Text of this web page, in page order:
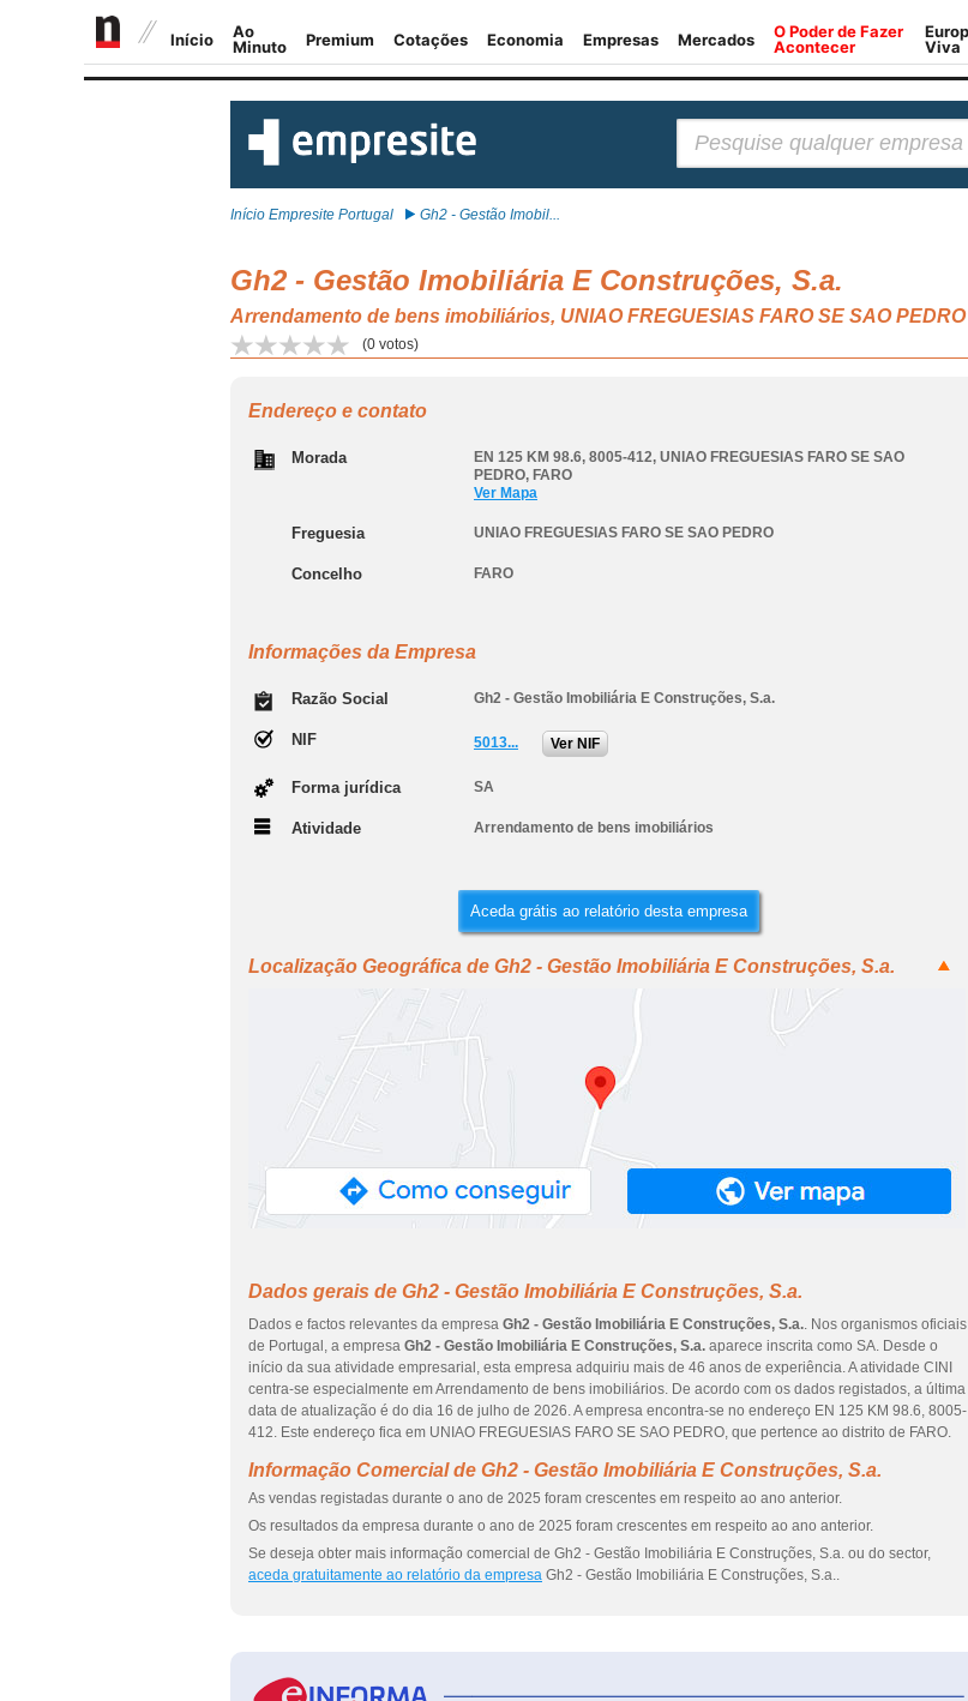
Início Empresite Portugal Gh2 - Gestão Imobil...
Gh2 - Gestão Imobiliária E Construções, S.a.
Arrendamento de bens imobiliários, UNIAO FREGUESIAS FARO SE SAO PEDRO
(0 votos)
Endereço e contato
Morada EN 125 KM 98.6, 8005-412, UNIAO FREGUESIAS FARO SE SAO
PEDRO, FARO
Ver Mapa
Freguesia UNIAO FREGUESIAS FARO SE SAO PEDRO
Concelho FARO
Informações da Empresa
Razão Social Gh2 - Gestão Imobiliária E Construções, S.a.
NIF 5013... Ver NIF
Forma jurídica SA
Atividade Arrendamento de bens imobiliários
Aceda grátis ao relatório desta empresa
Localização Geográfica de Gh2 - Gestão Imobiliária E Construções, S.a.
Dados gerais de Gh2 - Gestão Imobiliária E Construções, S.a.
Dados e factos relevantes da empresa Gh2 - Gestão Imobiliária E Construções, S.a.. Nos organismos oficiais
de Portugal, a empresa Gh2 - Gestão Imobiliária E Construções, S.a. aparece inscrita como SA. Desde o
início da sua atividade empresarial, esta empresa adquiriu mais de 46 anos de experiência. A atividade CINI
centra-se especialmente em Arrendamento de bens imobiliários. De acordo com os dados registados, a última
data de atualização é do dia 16 de julho de 2026. A empresa encontra-se no endereço EN 125 KM 98.6, 8005-
412. Este endereço fica em UNIAO FREGUESIAS FARO SE SAO PEDRO, que pertence ao distrito de FARO.
Informação Comercial de Gh2 - Gestão Imobiliária E Construções, S.a.
As vendas registadas durante o ano de 2025 foram crescentes em respeito ao ano anterior.
Os resultados da empresa durante o ano de 2025 foram crescentes em respeito ao ano anterior.
Se deseja obter mais informação comercial de Gh2 - Gestão Imobiliária E Construções, S.a. ou do sector,
aceda gratuitamente ao relatório da empresa Gh2 - Gestão Imobiliária E Construções, S.a..